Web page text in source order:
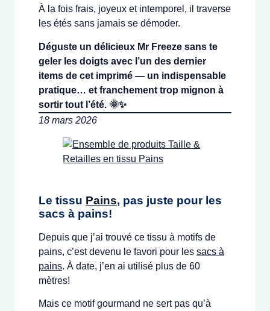
À la fois frais, joyeux et intemporel, il traverse
les étés sans jamais se démoder.
Déguste un délicieux Mr Freeze sans te
geler les doigts avec l’un des dernier
items de cet imprimé — un indispensable
pratique… et franchement trop mignon à
sortir tout l’été. 🌞✨
18 mars 2026
Le tissu Pains, pas juste pour les
sacs à pains!
Depuis que j’ai trouvé ce tissu à motifs de
pains, c’est devenu le favori pour les sacs à
pains. À date, j’en ai utilisé plus de 60
mètres!
Mais ce motif gourmand ne sert pas qu’à